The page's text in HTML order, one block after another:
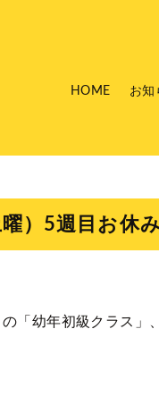
HOME お知
）5週目お休
「幼年初級クラス」